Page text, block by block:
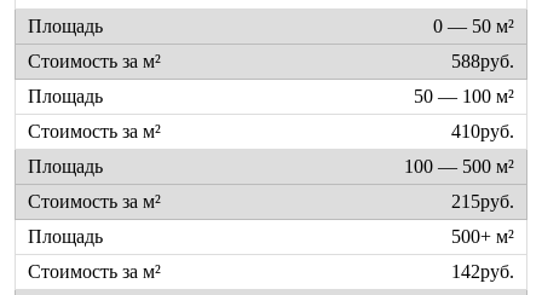
0 — 50 м²
588руб.
50 — 100 м²
410руб.
100 — 500 м²
215руб.
500+ м²
142руб.